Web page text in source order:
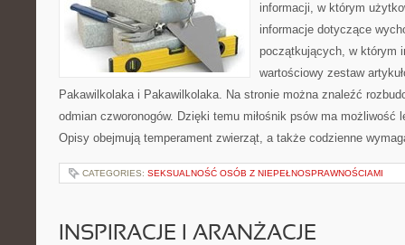
informacji, w którym
informacje dotyczące
początkujących, w którym
wartościowy zestaw
Pakawilkolaka i Pakawilkolaka. Na stronie można znaleźć
odmian czworonogów. Dzięki temu miłośnik psów ma możliwość
Opisy obejmują temperament zwierząt, a także codzienne
CATEGORIES: SEKSUALNOŚĆ OSÓB Z NIEPEŁNOSPRAWNOŚCIAMI
INSPIRACJE I ARANŻACJE